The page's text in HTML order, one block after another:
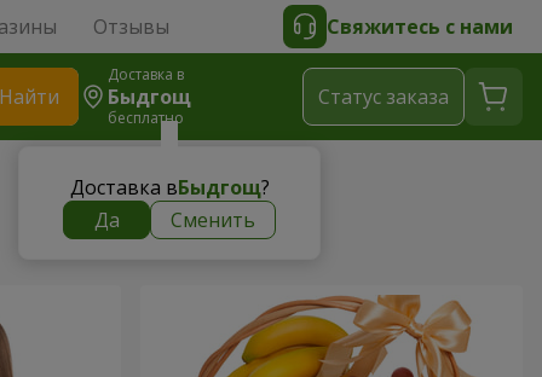
Отзывы Свяжитесь с нами
Найти
Доставка в
Быдгощ
бесплатно
Доставка вБыдгощ?
Да
Сменить
Cтатус заказа